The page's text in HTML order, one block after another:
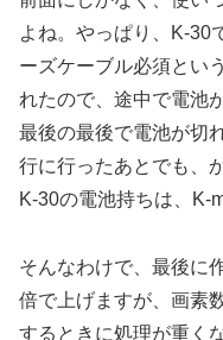
よね。やっぱり、K-30
ーズケーブル必須とい
れたので、途中で電池
最後の最後で電池が切
行に行ったあとでも、
K-30の電池持ちは、K-
そんなわけで、最後に
倍で上げますが、画素
するときに処理が重く